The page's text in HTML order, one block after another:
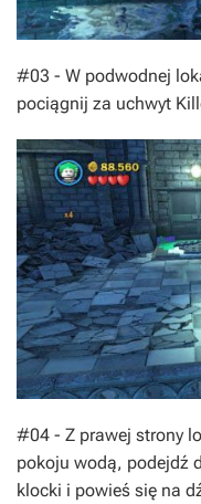
#03 - W podwodnej
pociągnij za uchwyt
#04 - Z prawej strony
pokoju wodą, podejdź
klocki i powieś się na